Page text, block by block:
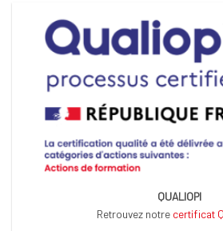
QUALIOPI
Retrouvez notre certificat